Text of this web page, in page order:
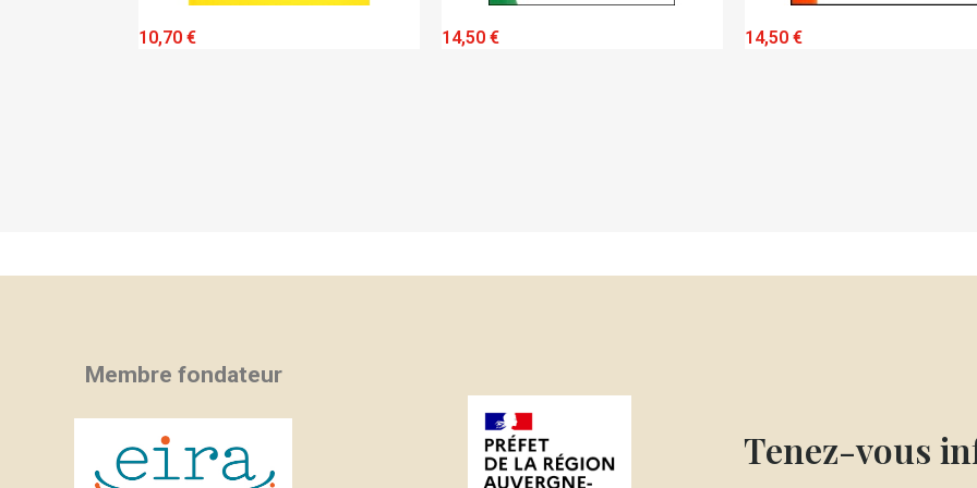
14,50 € 14,50 € 19,20 €
Membre fondateur
Tenez-vous